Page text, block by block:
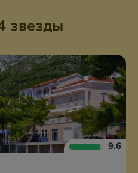
звезды
9.6